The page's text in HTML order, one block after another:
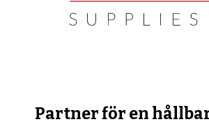
Partner för en